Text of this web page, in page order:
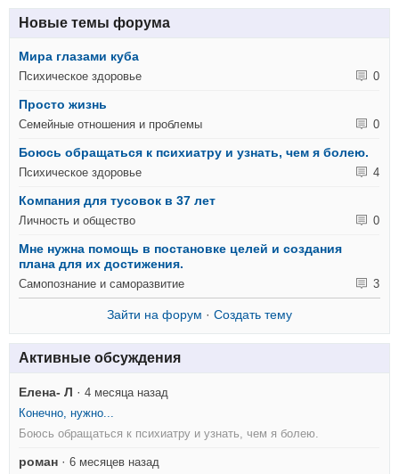
Новые темы форума
Мира глазами куба
Психическое здоровье 0
Просто жизнь
Семейные отношения и проблемы 0
Боюсь обращаться к психиатру и узнать, чем я болею.
Психическое здоровье 4
Компания для тусовок в 37 лет
Личность и общество 0
Мне нужна помощь в постановке целей и создания
плана для их достижения.
Самопознание и саморазвитие 3
Зайти на форум · Создать тему
Активные обсуждения
Елена- Л ·4 месяца назад
Конечно, нужно...
Боюсь обращаться к психиатру и узнать, чем я болею.
роман ·6 месяцев назад